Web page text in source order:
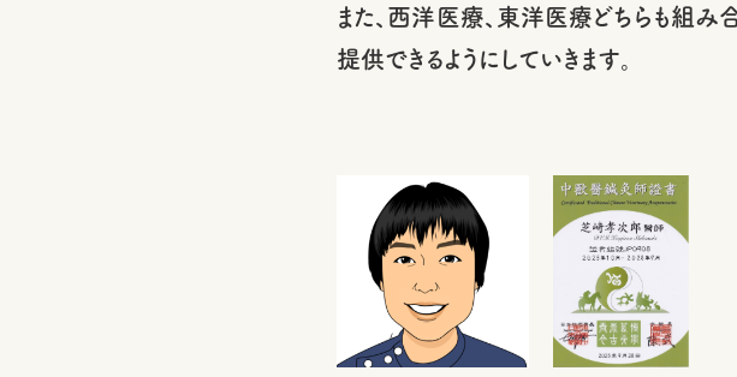
また、西洋医療、東洋医療どちらも組
提供できるようにしていきます。